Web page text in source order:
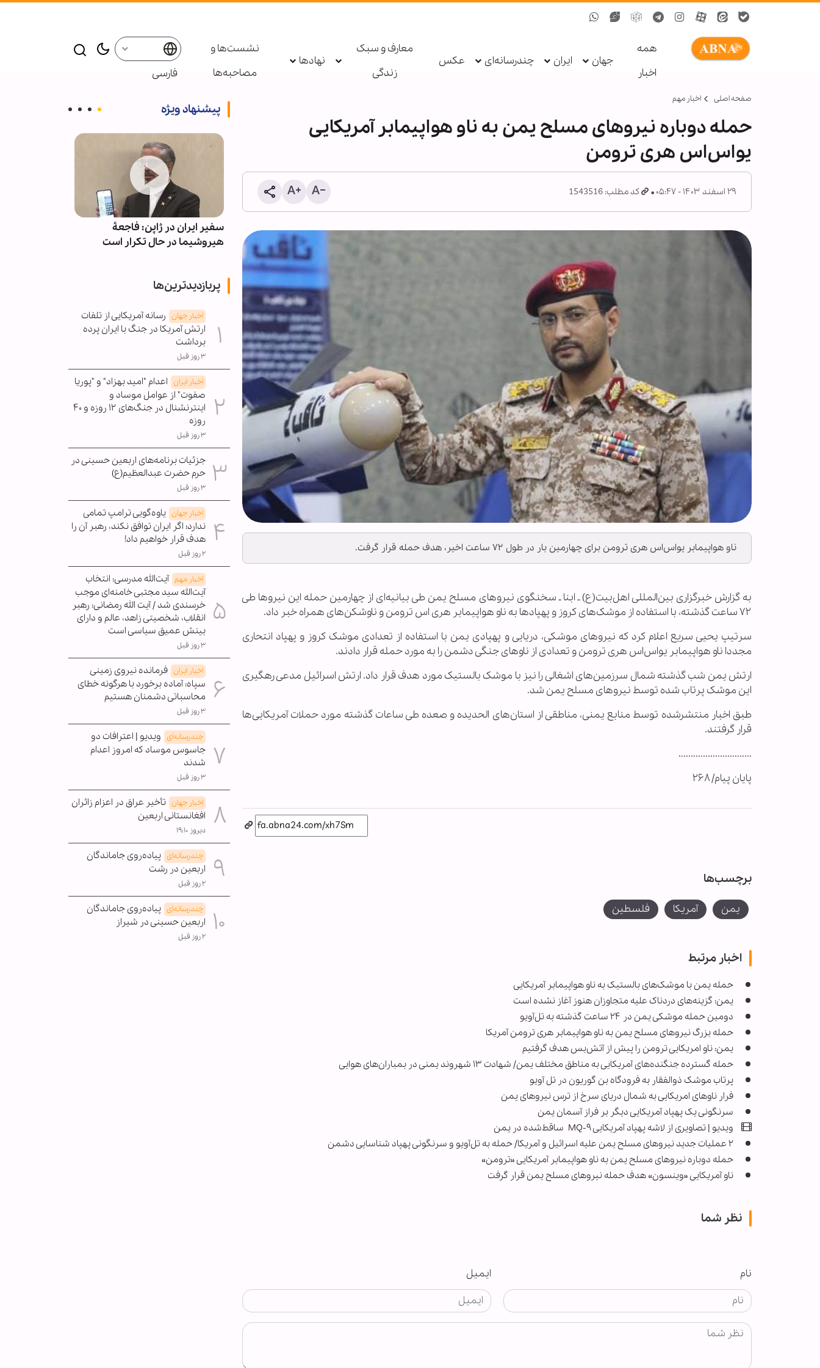
همه
اخبار
جهان ایران چندرسانه‌ای عکس
معارف و سبک
زندگی
نهادها
نشست‌ها و
مصاحبه‌ها
فارسی
صفحه اصلی اخبار مهم
حمله دوباره نیروهای مسلح یمن به ناو هواپیمابر آمریکایی
یواس‌اس هری ترومن
۲۹ اسفند ۱۴۰۳ - ۰۵:۴۷ کد مطلب: 1543516
ناو هواپیمابر یواس‌اس هری ترومن برای چهارمین بار در طول ۷۲ ساعت اخیر، هدف حمله قرار گرفت.
به گزارش خبرگزاری بین‌المللی اهل‌بیت(ع) ـ ابنا ـ سخنگوی نیروهای مسلح یمن طی بیانیه‌ای از چهارمین حمله این نیروها طی
۷۲ ساعت گذشته، با استفاده از موشک‌های کروز و پهپادها به ناو هواپیمابر هری اس ترومن و ناوشکن‌های همراه خبر داد.
سرتیپ یحیی سریع اعلام کرد که نیروهای موشکی، دریایی و پهپادی یمن با استفاده از تعدادی موشک کروز و پهپاد انتحاری
مجددا ناو هواپیمابر یواس‌اس هری ترومن و تعدادی از ناوهای جنگی دشمن را به مورد حمله قرار دادند.
ارتش یمن شب گذشته شمال سرزمین‌های اشغالی را نیز با موشک‌ بالستیک مورد هدف قرار داد. ارتش اسرائیل مدعی رهگیری
این موشک پرتاب شده توسط نیروهای مسلح یمن شد.
طبق اخبار منتشرشده توسط منابع یمنی، مناطقی از استان‌های الحدیده و صعده طی ساعات گذشته مورد حملات آمریکایی‌ها
قرار گرفتند.
..............................
پایان پیام/ ۲۶۸
برچسب‌ها
یمن آمریکا فلسطین
اخبار مرتبط
حمله یمن با موشک‌های بالستیک به ناو هواپیمابر آمریکایی
یمن: گزینه‌های دردناک علیه متجاوزان هنوز آغاز نشده است
دومین حمله موشکی یمن در ۲۴ ساعت گذشته به تل‌آویو
حمله بزرگ نیروهای مسلح یمن به ناو هواپیمابر هری ترومن آمریکا
یمن: ناو امریکایی ترومن را پیش از آتش‌بس هدف گرفتیم
حمله گسترده جنگنده‌های آمریکایی به مناطق مختلف یمن/ شهادت ۱۳ شهروند یمنی در بمباران‌های هوایی
پرتاب موشک ذوالفقار به فرودگاه بن گوریون در تل آویو
فرار ناوهای امریکایی به شمال دریای سرخ از ترس نیروهای یمن
سرنگونی یک پهپاد آمریکایی دیگر بر فراز آسمان یمن
ویدیو | تصاویری از لاشه پهپاد آمریکایی MQ-۹ ساقط‌شده در یمن
۲ عملیات جدید نیروهای مسلح یمن علیه اسرائیل و آمریکا/ حمله به تل‌آویو و سرنگونی پهپاد شناسایی دشمن
حمله دوباره نیروهای مسلح یمن به ناو هواپیمابر آمریکایی «ترومن»
ناو آمریکایی «وینسون» هدف حمله نیروهای مسلح یمن قرار گرفت
نظر شما
نام ایمیل
پیشنهاد ویژه
دعاهای ویژه امام صادق(ع) برای
زائران و خادمان امام حسین(ع)
سفیر ایران در ژاپن: فاجعۀ
هیروشیما در حال تکرار است
پربازدیدترین‌ها
اخبار جهان رسانه آمریکایی از تلفات
ارتش آمریکا در جنگ با ایران پرده
برداشت
۳ روز قبل
اخبار ایران اعدام "امید بهزاد" و "پوریا
صفوت" از عوامل موساد و
اینترنشنال در جنگ‌های ۱۲ روزه و ۴۰
روزه
۳ روز قبل
جزئیات برنامه‌های اربعین حسینی در
حرم حضرت عبدالعظیم(ع)
۳ روز قبل
اخبار جهان یاوه‌گویی ترامپ تمامی
ندارد؛ اگر ایران توافق نکند، رهبر آن را
هدف قرار خواهیم داد!
۲ روز قبل
اخبار مهم آیت‌الله مدرسی: انتخاب
آیت‌الله سید مجتبی خامنه‌ای موجب
خرسندی شد / آیت الله رمضانی: رهبر
انقلاب، شخصیتی زاهد، عالم و دارای
بینش عمیق سیاسی است
۳ روز قبل
اخبار ایران فرمانده نیروی زمینی
سپاه: آماده برخورد با هرگونه خطای
محاسباتی دشمنان هستیم
۳ روز قبل
چندرسانه‌ای ویدیو | اعترافات دو
جاسوس موساد که امروز اعدام
شدند
۳ روز قبل
اخبار جهان تأخیر عراق در اعزام زائران
افغانستانی اربعین
دیروز ۱۹:۱۰
چندرسانه‌ای پیاده‌روی جاماندگان
اربعین در رشت
۲ روز قبل
چندرسانه‌ای پیاده‌روی جاماندگان
اربعین حسینی در شیراز
۲ روز قبل